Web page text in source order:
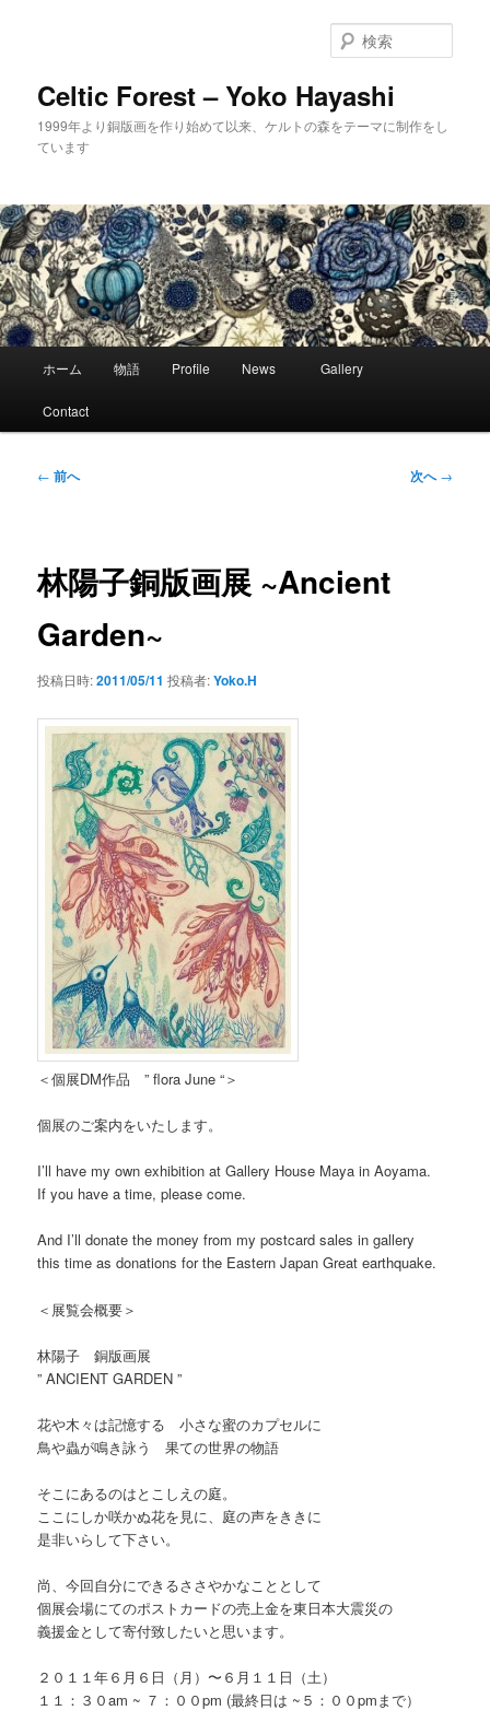
移
動
Celtic Forest – Yoko Hayashi
1999年より銅版画を作り始めて以来、ケルトの森をテーマに制作をし
ています
索
ホーム 物語 Profile News Gallery
Contact
投
ゲ
ー
ョ
← 前へ 次へ→
林陽子銅版画展 ~Ancient
Garden~
投稿日時:2011/05/11 投稿者:Yoko.H
＜個展DM作品 ” flora June “＞
個展のご案内をいたします。
I’ll have my own exhibition at Gallery House Maya in Aoyama.
If you have a time, please come.
And I’ll donate the money from my postcard sales in gallery
this time as donations for the Eastern Japan Great earthquake.
＜展覧会概要＞
林陽子 銅版画展
” ANCIENT GARDEN ”
花や木々は記憶する 小さな蜜のカプセルに
鳥や蟲が鳴き詠う 果ての世界の物語
そこにあるのはとこしえの庭。
ここにしか咲かぬ花を見に、庭の声をききに
是非いらして下さい。
尚、今回自分にできるささやかなこととして
個展会場にてのポストカードの売上金を東日本大震災の
義援金として寄付致したいと思います。
２０１１年６月６日（月）〜６月１１日（土）
１１：３０am ~ ７：００pm (最終日は ~５：００pmまで）